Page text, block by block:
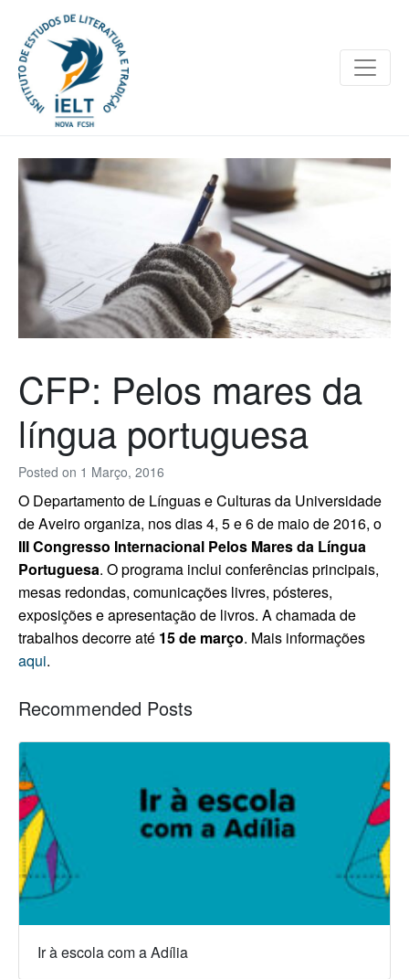
Posted on 1 Março, 2016
CFP: Pelos mares da
língua portuguesa
O Departamento de Línguas e Culturas da Universidade
de Aveiro organiza, nos dias 4, 5 e 6 de maio de 2016, o
III Congresso Internacional Pelos Mares da Língua
Portuguesa. O programa inclui conferências principais,
mesas redondas, comunicações livres, pósteres,
exposições e apresentação de livros. A chamada de
trabalhos decorre até 15 de março. Mais informações
aqui.
Recommended Posts
Ir à escola com a Adília